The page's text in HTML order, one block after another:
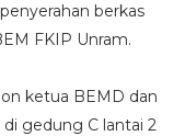
berkas
FKIP Unram.
ketua BEMD dan
gedung C lantai 2